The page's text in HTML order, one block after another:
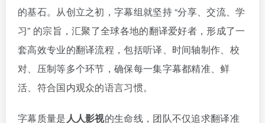
的基石。从创立之初，字幕组就坚持 “分享、交流、学
习” 的宗旨，汇聚了全球各地的翻译爱好者，形成了一
套高效专业的翻译流程，包括听译、时间轴制作、校
对、压制等多个环节，确保每一集字幕都精准、鲜
活、符合国内观众的语言习惯。
字幕质量是人人影视的生命线，团队不仅追求翻译准